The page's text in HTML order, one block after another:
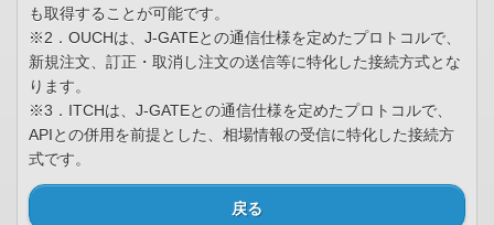
も取得することが可能です。
※2．OUCHは、J-GATEとの通信仕様を定めたプロトコルで、
新規注文、訂正・取消し注文の送信等に特化した接続方式とな
ります。
※3．ITCHは、J-GATEとの通信仕様を定めたプロトコルで、
APIとの併用を前提とした、相場情報の受信に特化した接続方
式です。
戻る